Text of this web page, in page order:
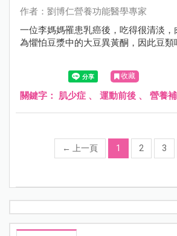
作者：劉博仁營養功能醫學專家
一位李媽媽罹患乳癌後，吃得很清淡
為懼怕豆漿中的大豆異黃酮，因此豆類
收藏
關鍵字： 肌少症 、 運動前後 、 營養
← 上一頁 1 2 3